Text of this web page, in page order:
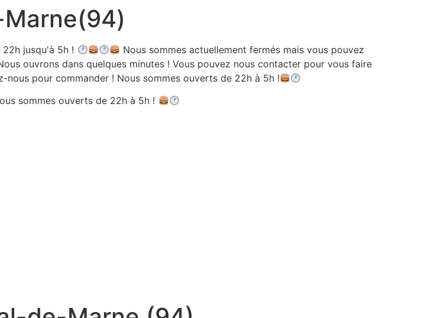
jusqu'à 5h !
Nous sommes actuellement fermés mais vous pouvez
ouvrons dans quelques minutes ! Vous pouvez nous contacter pour vous faire
nous pour commander ! Nous sommes ouverts de 22h à 5h !
sommes ouverts de 22h à 5h !